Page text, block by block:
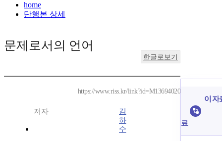
home
단행본 상세
문제로서의 언어
한글로보기
https://www.riss.kr/link?id=M13694020
저자
김
하
수
이 자
료